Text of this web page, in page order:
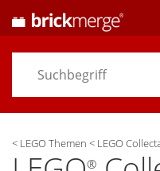
< LEGO Themen < LEGO
®